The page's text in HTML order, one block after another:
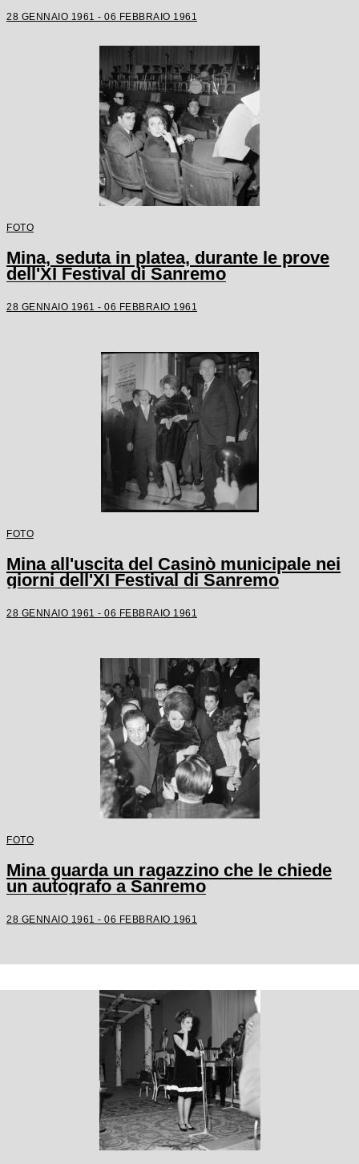
28 GENNAIO 1961 - 06 FEBBRAIO 1961
FOTO
Mina, seduta in platea, durante le prove
dell'XI Festival di Sanremo
28 GENNAIO 1961 - 06 FEBBRAIO 1961
FOTO
Mina all'uscita del Casinò municipale nei
giorni dell'XI Festival di Sanremo
28 GENNAIO 1961 - 06 FEBBRAIO 1961
FOTO
Mina guarda un ragazzino che le chiede
un autografo a Sanremo
28 GENNAIO 1961 - 06 FEBBRAIO 1961